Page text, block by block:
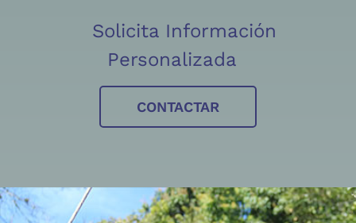
Solicita Información
Personalizada
CONTACTAR